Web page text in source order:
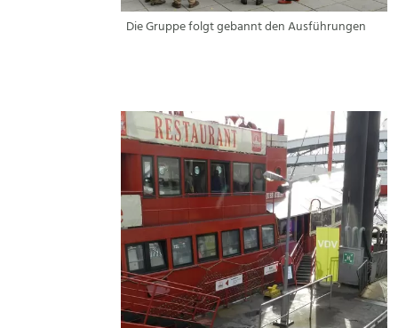
Die Gruppe folgt gebannt den Ausführungen